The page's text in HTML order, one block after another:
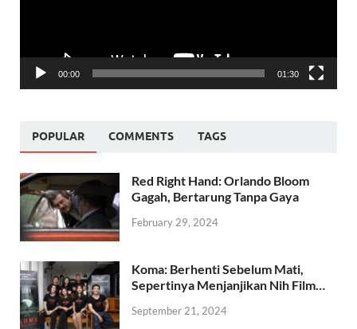
00:00 01:30
POPULAR COMMENTS TAGS
Red Right Hand: Orlando Bloom
Gagah, Bertarung Tanpa Gaya
February 29, 2024
Koma: Berhenti Sebelum Mati,
Sepertinya Menjanjikan Nih Film…
September 21, 2024